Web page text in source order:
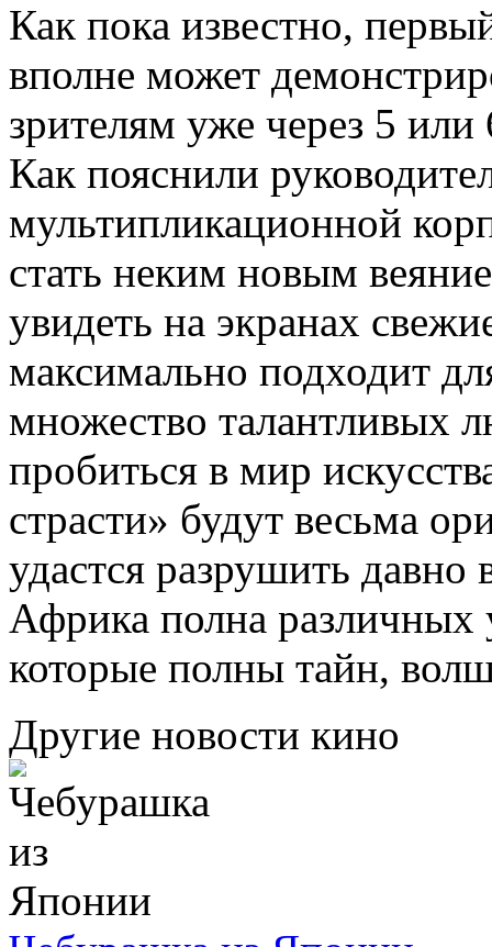
Как пока известно,
вполне может
зрителям уже через 5
Как пояснили
мультипликационной
стать неким новым
увидеть на экранах
максимально подходит
множество талантливых
пробиться в мир
страсти» будут весьма
удастся разрушить
Африка полна различных
которые полны тайн,
Другие новости кино